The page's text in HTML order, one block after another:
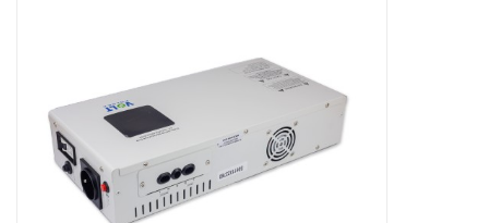
GRADINA
SCULE
ECHIPAMENTE